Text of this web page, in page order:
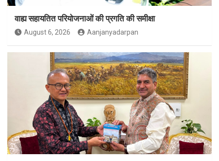
वाह्य सहायतित परियोजनाओं की प्रगति की समीक्षा
August 6, 2026 Aanjanyadarpan